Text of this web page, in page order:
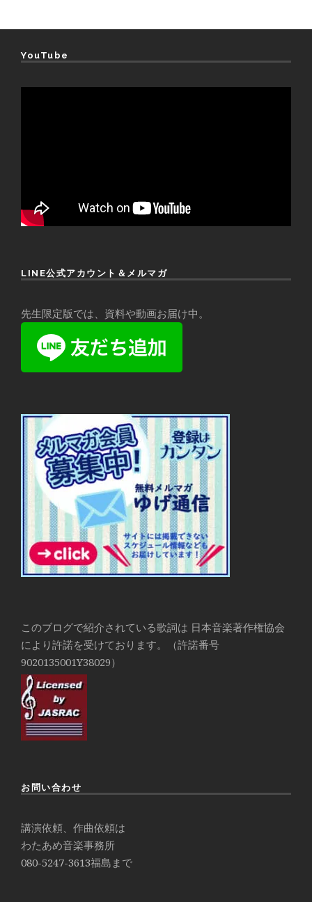
YouTube
LINE公式アカウント＆メルマガ
先生限定版では、資料や動画お届け中。
このブログで紹介されている歌詞は 日本音楽著作権協会
により許諾を受けております。（許諾番号
9020135001Y38029）
お問い合わせ
講演依頼、作曲依頼は
わたあめ音楽事務所
080-5247-3613福島まで